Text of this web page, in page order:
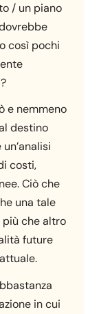
/ un piano
così pochi
e nemmeno
destino
costi,
Ciò che
una tale
più che altro
future
in cui